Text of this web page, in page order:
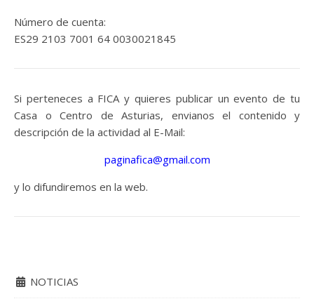
Número de cuenta:
ES29 2103 7001 64 0030021845
Si perteneces a FICA y quieres publicar un evento de tu
Casa o Centro de Asturias, envianos el contenido y
descripción de la actividad al E-Mail:
paginafica@gmail.com
y lo difundiremos en la web.
NOTICIAS